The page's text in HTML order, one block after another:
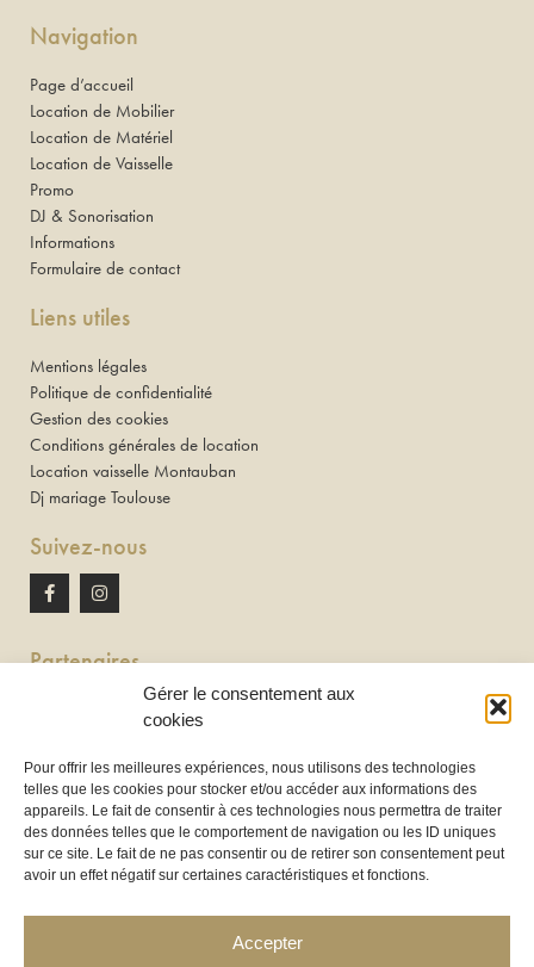
Gérer le consentement aux
cookies
Pour offrir les meilleures expériences, nous utilisons des technologies
telles que les cookies pour stocker et/ou accéder aux informations des
appareils. Le fait de consentir à ces technologies nous permettra de traiter
des données telles que le comportement de navigation ou les ID uniques
sur ce site. Le fait de ne pas consentir ou de retirer son consentement peut
avoir un effet négatif sur certaines caractéristiques et fonctions.
Accepter
Navigation
Page d’accueil
Location de Mobilier
Location de Matériel
Location de Vaisselle
Promo
DJ & Sonorisation
Informations
Formulaire de contact
Liens utiles
Mentions légales
Politique de confidentialité
Gestion des cookies
Conditions générales de location
Location vaisselle Montauban
Dj mariage Toulouse
Suivez-nous
Partenaires
Location de tireuse à bière :
Les Frères Brasseurs à Aucamville